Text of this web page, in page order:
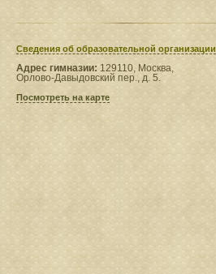
Сведения​ об образовательной организации
Адрес гимназии: 129110, Москва,
Орлово-Давыдовский пер., д. 5.
Посмотреть на карте